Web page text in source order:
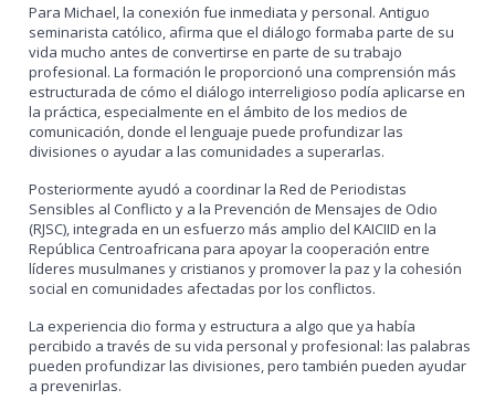
Para Michael, la conexión fue inmediata y personal. Antiguo
seminarista católico, afirma que el diálogo formaba parte de su
vida mucho antes de convertirse en parte de su trabajo
profesional. La formación le proporcionó una comprensión más
estructurada de cómo el diálogo interreligioso podía aplicarse en
la práctica, especialmente en el ámbito de los medios de
comunicación, donde el lenguaje puede profundizar las
divisiones o ayudar a las comunidades a superarlas.
Posteriormente ayudó a coordinar la Red de Periodistas
Sensibles al Conflicto y a la Prevención de Mensajes de Odio
(RJSC), integrada en un esfuerzo más amplio del KAICIID en la
República Centroafricana para apoyar la cooperación entre
líderes musulmanes y cristianos y promover la paz y la cohesión
social en comunidades afectadas por los conflictos.
La experiencia dio forma y estructura a algo que ya había
percibido a través de su vida personal y profesional: las palabras
pueden profundizar las divisiones, pero también pueden ayudar
a prevenirlas.